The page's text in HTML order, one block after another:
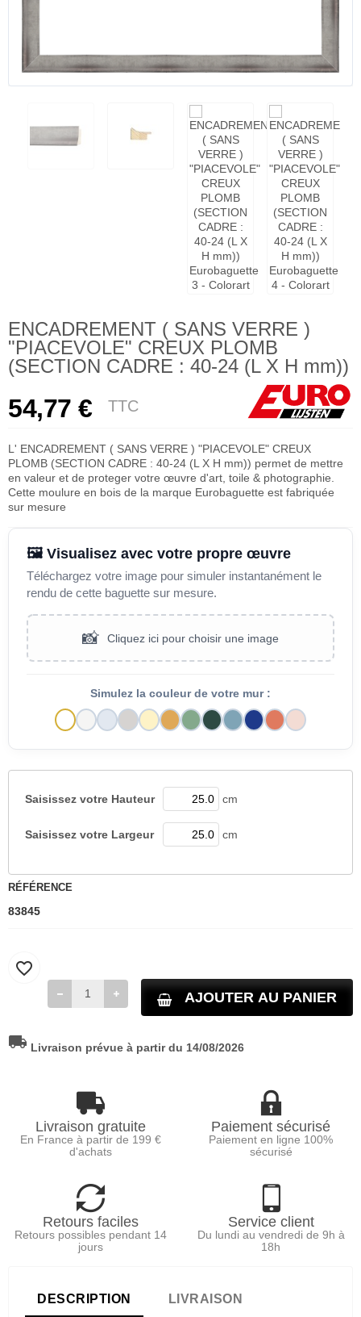
ENCADREMENT ( SANS VERRE )
"PIACEVOLE" CREUX PLOMB
(SECTION CADRE : 40-24 (L X H mm))
54,77 € TTC
L' ENCADREMENT ( SANS VERRE ) "PIACEVOLE" CREUX
PLOMB (SECTION CADRE : 40-24 (L X H mm)) permet de mettre
en valeur et de proteger votre œuvre d'art, toile & photographie.
Cette moulure en bois de la marque Eurobaguette est fabriquée
sur mesure
🖼️ Visualisez avec votre propre œuvre
Téléchargez votre image pour simuler instantanément le
rendu de cette baguette sur mesure.
📸 Cliquez ici pour choisir une image
Simulez la couleur de votre mur :
Saisissez votre Hauteur cm
Saisissez votre Largeur cm
RÉFÉRENCE
83845
AJOUTER AU PANIER
favorite_border
local_shipping Livraison prévue à partir du 14/08/2026
Livraison gratuite
En France à partir de 199 €
d'achats
Paiement sécurisé
Paiement en ligne 100%
sécurisé
Retours faciles
Retours possibles pendant 14
jours
Service client
Du lundi au vendredi de 9h à
18h
DESCRIPTION LIVRAISON